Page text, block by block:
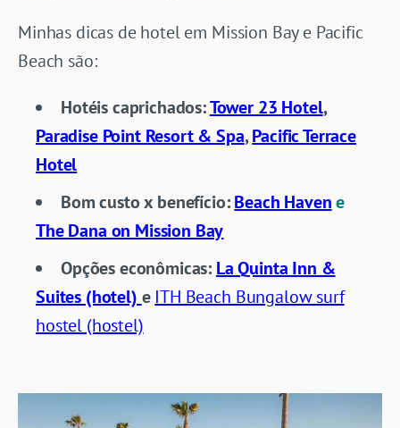
Minhas dicas de hotel em Mission Bay e Pacific
Beach são:
Hotéis caprichados:Tower 23 Hotel,
Paradise Point Resort & Spa,Pacific Terrace
Hotel
Bom custo x benefício: Beach Havene
The Dana on Mission Bay
Opçõeseconômicas: La Quinta Inn &
Suites (hotel) e ITH Beach Bungalow surf
hostel (hostel)